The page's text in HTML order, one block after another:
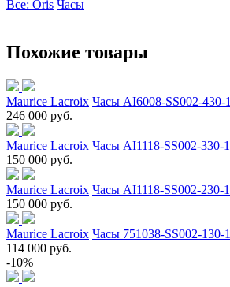
Все: Oris Часы
Похожие товары
Maurice Lacroix Часы AI6008-SS002-430-1
246 000 руб.
Maurice Lacroix Часы AI1118-SS002-330-1
150 000 руб.
Maurice Lacroix Часы AI1118-SS002-230-1
150 000 руб.
Maurice Lacroix Часы 751038-SS002-130-1
114 000 руб.
-10%